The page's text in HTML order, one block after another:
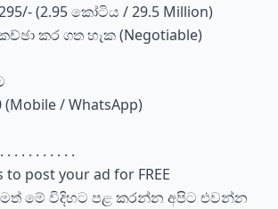
(2.95 කෝටිය / 29.5 Million)
කර ගත හැක (Negotiable)
(Mobile / WhatsApp)
. . . . . . . . . .
post your ad for FREE
මේ විදිහට පළ කරන්න අපිට එවන්න